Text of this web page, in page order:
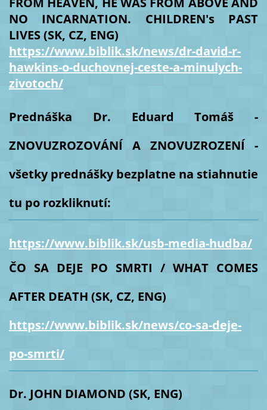
NO INCARNATION. CHILDREN's PAST
LIVES (SK, CZ, ENG)
https://www.biblik.sk/news/dr-david-r-
hawkins-o-duchovnej-ceste-a-minulych-
zivotoch/
Prednáška Dr. Eduard Tomáš -
ZNOVUZROZOVÁNÍ A ZNOVUZROZENÍ -
všetky prednášky bezplatne na stiahnutie
tu po rozkliknutí:
https://www.biblik.sk/usb-media-hudba/
ČO SA DEJE PO SMRTI / WHAT COMES
AFTER DEATH (SK, CZ, ENG)
https://www.biblik.sk/news/co-sa-deje-
po-smrti/
Dr. JOHN DIAMOND (SK, ENG)